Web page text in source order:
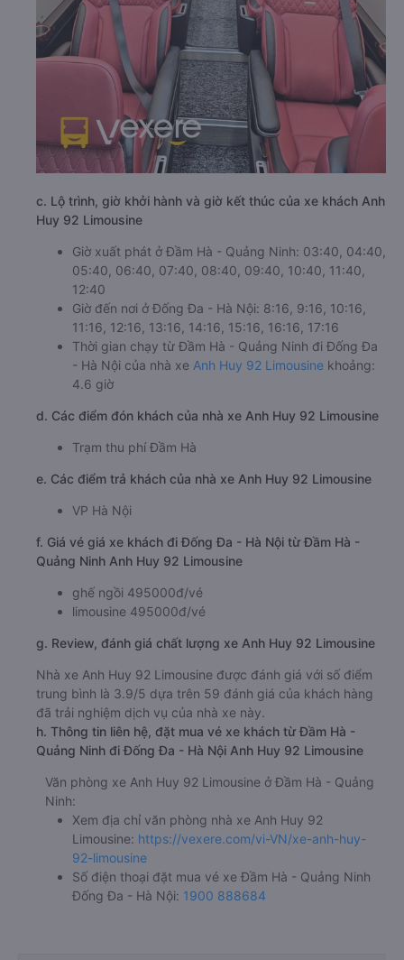
c. Lộ trình, giờ khởi hành và giờ kết thúc của xe khách Anh
Huy 92 Limousine
Giờ xuất phát ở Đầm Hà - Quảng Ninh: 03:40, 04:40,
05:40, 06:40, 07:40, 08:40, 09:40, 10:40, 11:40,
12:40
Giờ đến nơi ở Đống Đa - Hà Nội: 8:16, 9:16, 10:16,
11:16, 12:16, 13:16, 14:16, 15:16, 16:16, 17:16
Thời gian chạy từ Đầm Hà - Quảng Ninh đi Đống Đa
- Hà Nội của nhà xe Anh Huy 92 Limousine khoảng:
4.6 giờ
d. Các điểm đón khách của nhà xe Anh Huy 92 Limousine
Trạm thu phí Đầm Hà
e. Các điểm trả khách của nhà xe Anh Huy 92 Limousine
VP Hà Nội
f. Giá vé giá xe khách đi Đống Đa - Hà Nội từ Đầm Hà -
Quảng Ninh Anh Huy 92 Limousine
ghế ngồi 495000đ/vé
limousine 495000đ/vé
g. Review, đánh giá chất lượng xe Anh Huy 92 Limousine
Nhà xe Anh Huy 92 Limousine được đánh giá với số điểm
trung bình là 3.9/5 dựa trên 59 đánh giá của khách hàng
đã trải nghiệm dịch vụ của nhà xe này.
h. Thông tin liên hệ, đặt mua vé xe khách từ Đầm Hà -
Quảng Ninh đi Đống Đa - Hà Nội Anh Huy 92 Limousine
Văn phòng xe Anh Huy 92 Limousine ở Đầm Hà - Quảng
Ninh:
Xem địa chỉ văn phòng nhà xe Anh Huy 92
Limousine: https://vexere.com/vi-VN/xe-anh-huy-
92-limousine
Số điện thoại đặt mua vé xe Đầm Hà - Quảng Ninh
Đống Đa - Hà Nội: 1900 888684